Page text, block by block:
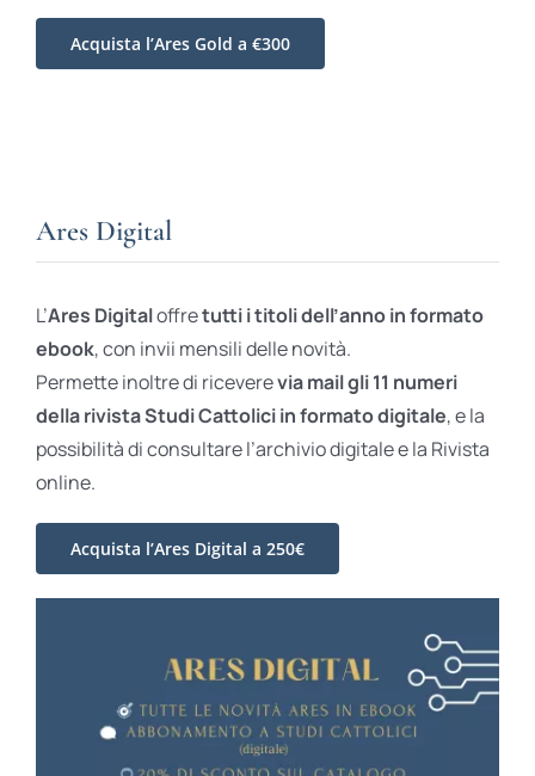
Acquista l’Ares Gold a €300
Ares Digital
L’Ares Digitaloffretutti i titoli dell’anno in formato
ebook, con invii mensili delle novità.
Permette inoltre di riceverevia mail gli 11 numeri
della rivista Studi Cattolici in formato digitale, e la
possibilità di consultare l’archivio digitale e la Rivista
online.
Acquista l’Ares Digital a 250€